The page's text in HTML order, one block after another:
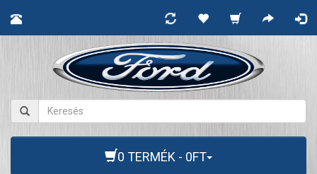
0 TERMÉK - 0FT